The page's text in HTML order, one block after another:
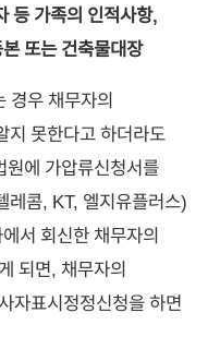
등 가족의 인적사항,
또는 건축물대장
경우 채무자의
지 못한다고 하더라도
에 가압류신청서를
레콤, KT, 엘지유플러스)
서 회신한 채무자의
되면, 채무자의
자표시정정신청을 하면